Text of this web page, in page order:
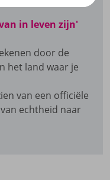
in leven zijn'
door de
het land waar je
van een officiële
echtheid naar